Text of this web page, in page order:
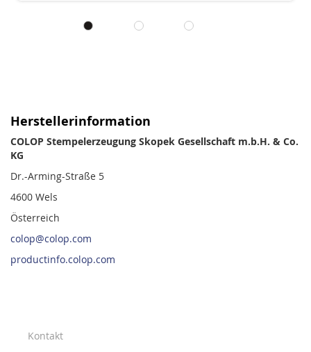
Herstellerinformation
COLOP Stempelerzeugung Skopek Gesellschaft m.b.H. & Co.
KG
Dr.-Arming-Straße 5
4600 Wels
Österreich
colop@colop.com
productinfo.colop.com
Kontakt